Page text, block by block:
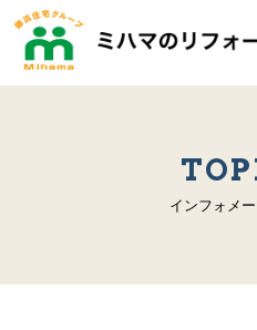
インフォメ